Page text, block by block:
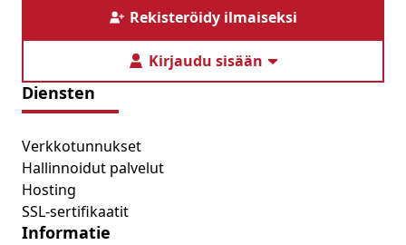
Rekisteröidy ilmaiseksi
Kirjaudu sisään
Diensten
Verkkotunnukset
Hallinnoidut palvelut
Hosting
SSL-sertifikaatit
Informatie